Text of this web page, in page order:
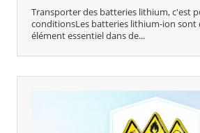
Transporter des batteries lithium, c'est
conditionsLes batteries lithium-ion sont
élément essentiel dans de...